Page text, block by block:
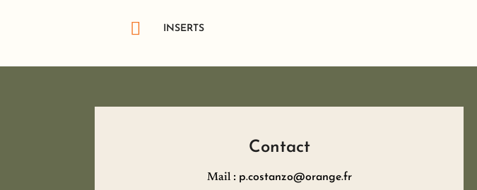
 INSERTS
Contact
Mail : p.costanzo@orange.fr